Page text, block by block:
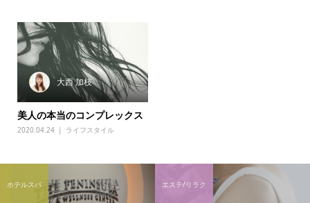
大西 加枝
美人の本当のコンプレックス
2020.04.24 ライフスタイル
ホテルスパ エステ/リラク